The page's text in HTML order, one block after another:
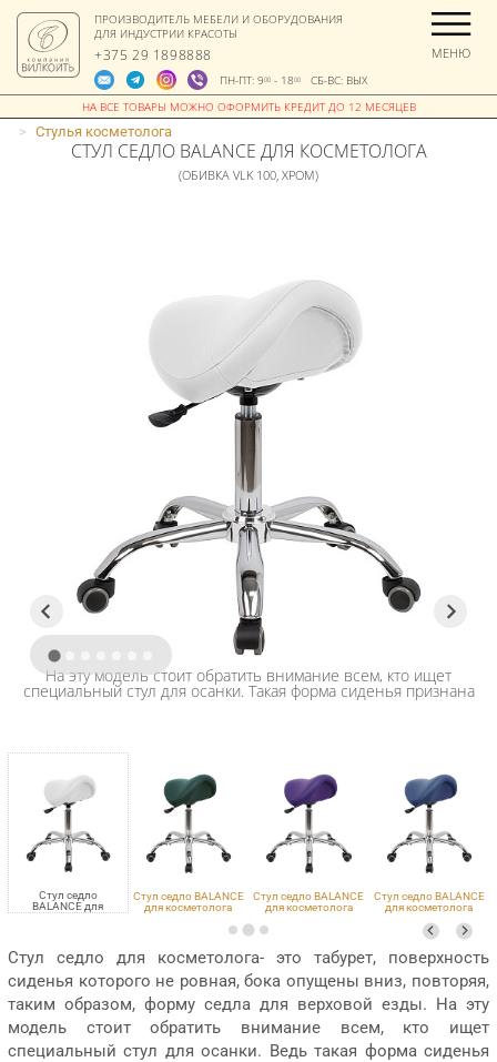
ПРОИЗВОДИТЕЛЬ МЕБЕЛИ И ОБОРУДОВАНИЯ
ДЛЯ ИНДУСТРИИ КРАСОТЫ
+375 29 1898888
ПН-ПТ: 900- 1800СБ-ВС: ВЫХ
МЕНЮ
> Стулья косметолога
СТУЛ СЕДЛО BALANCE ДЛЯ КОСМЕТОЛОГА
(ОБИВКА VLK 100, ХРОМ)
Стул седло
BALANCE для
косметолога
Стул седло BALANCE
для косметолога
Стул седло BALANCE
для косметолога
Стул седло BALANCE
для косметолога
На эту модель стоит обратить внимание всем, кто ищет
специальный стул для осанки. Такая форма сиденья признана
идеальной для работы сидя
Стул седло для косметолога- это табурет, поверхность
сиденья которого не ровная, бока опущены вниз, повторяя,
таким образом, форму седла для верховой езды. На эту
модель стоит обратить внимание всем, кто ищет
специальный стул для осанки. Ведь такая форма сиденья